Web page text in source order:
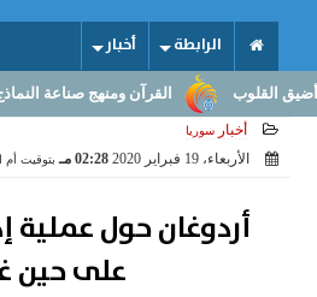
الرابطة أخبار
القرآن ومنهج صناعة النماذج
أخبار سوريا
الأربعاء، 19 فبراير 2020 02:28 مـ بتوقيت أم
أردوغان حول عملية
على حين